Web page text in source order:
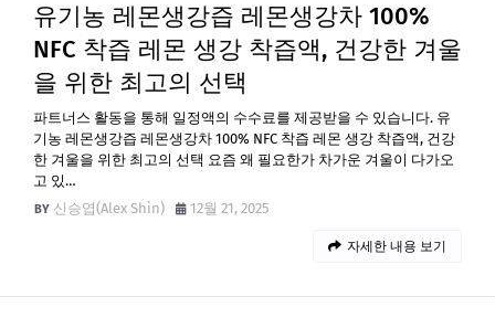
유기농 레몬생강즙 레몬생강차 100%
NFC 착즙 레몬 생강 착즙액, 건강한 겨울
을 위한 최고의 선택
파트너스 활동을 통해 일정액의 수수료를 제공받을 수 있습니다. 유
기농 레몬생강즙 레몬생강차 100% NFC 착즙 레몬 생강 착즙액, 건강
한 겨울을 위한 최고의 선택 요즘 왜 필요한가 차가운 겨울이 다가오
고 있…
신승엽(Alex Shin)
12월 21, 2025
자세한 내용 보기